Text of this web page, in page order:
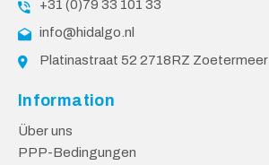
+31 (0)79 33 101 33
info@hidalgo.nl
Platinastraat 52 2718RZ Zoetermeer
Information
Über uns
PPP-Bedingungen